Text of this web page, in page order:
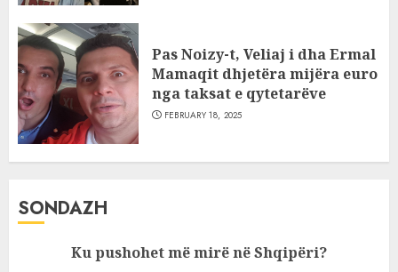
Pas Noizy-t, Veliaj i dha Ermal
Mamaqit dhjetëra mijëra euro
nga taksat e qytetarëve
FEBRUARY 18, 2025
SONDAZH
Ku pushohet më mirë në Shqipëri?